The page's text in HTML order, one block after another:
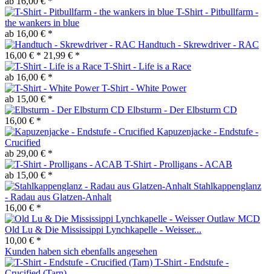
T-Shirt - Pitbullfarm -
the wankers in blue
ab 16,00 € *
Handtuch - Skrewdriver - RAC
16,00 € * 21,99 € *
T-Shirt - Life is a Race
ab 16,00 € *
T-Shirt - White Power
ab 15,00 € *
Elbsturm - Der Elbsturm CD
16,00 € *
Kapuzenjacke - Endstufe -
Crucified
ab 29,00 € *
T-Shirt - Prolligans - ACAB
ab 15,00 € *
Stahlkappenglanz
- Radau aus Glatzen-Anhalt
16,00 € *
Old Lu & Die Mississippi Lynchkapelle - Weisser...
10,00 € *
Kunden haben sich ebenfalls angesehen
T-Shirt - Endstufe -